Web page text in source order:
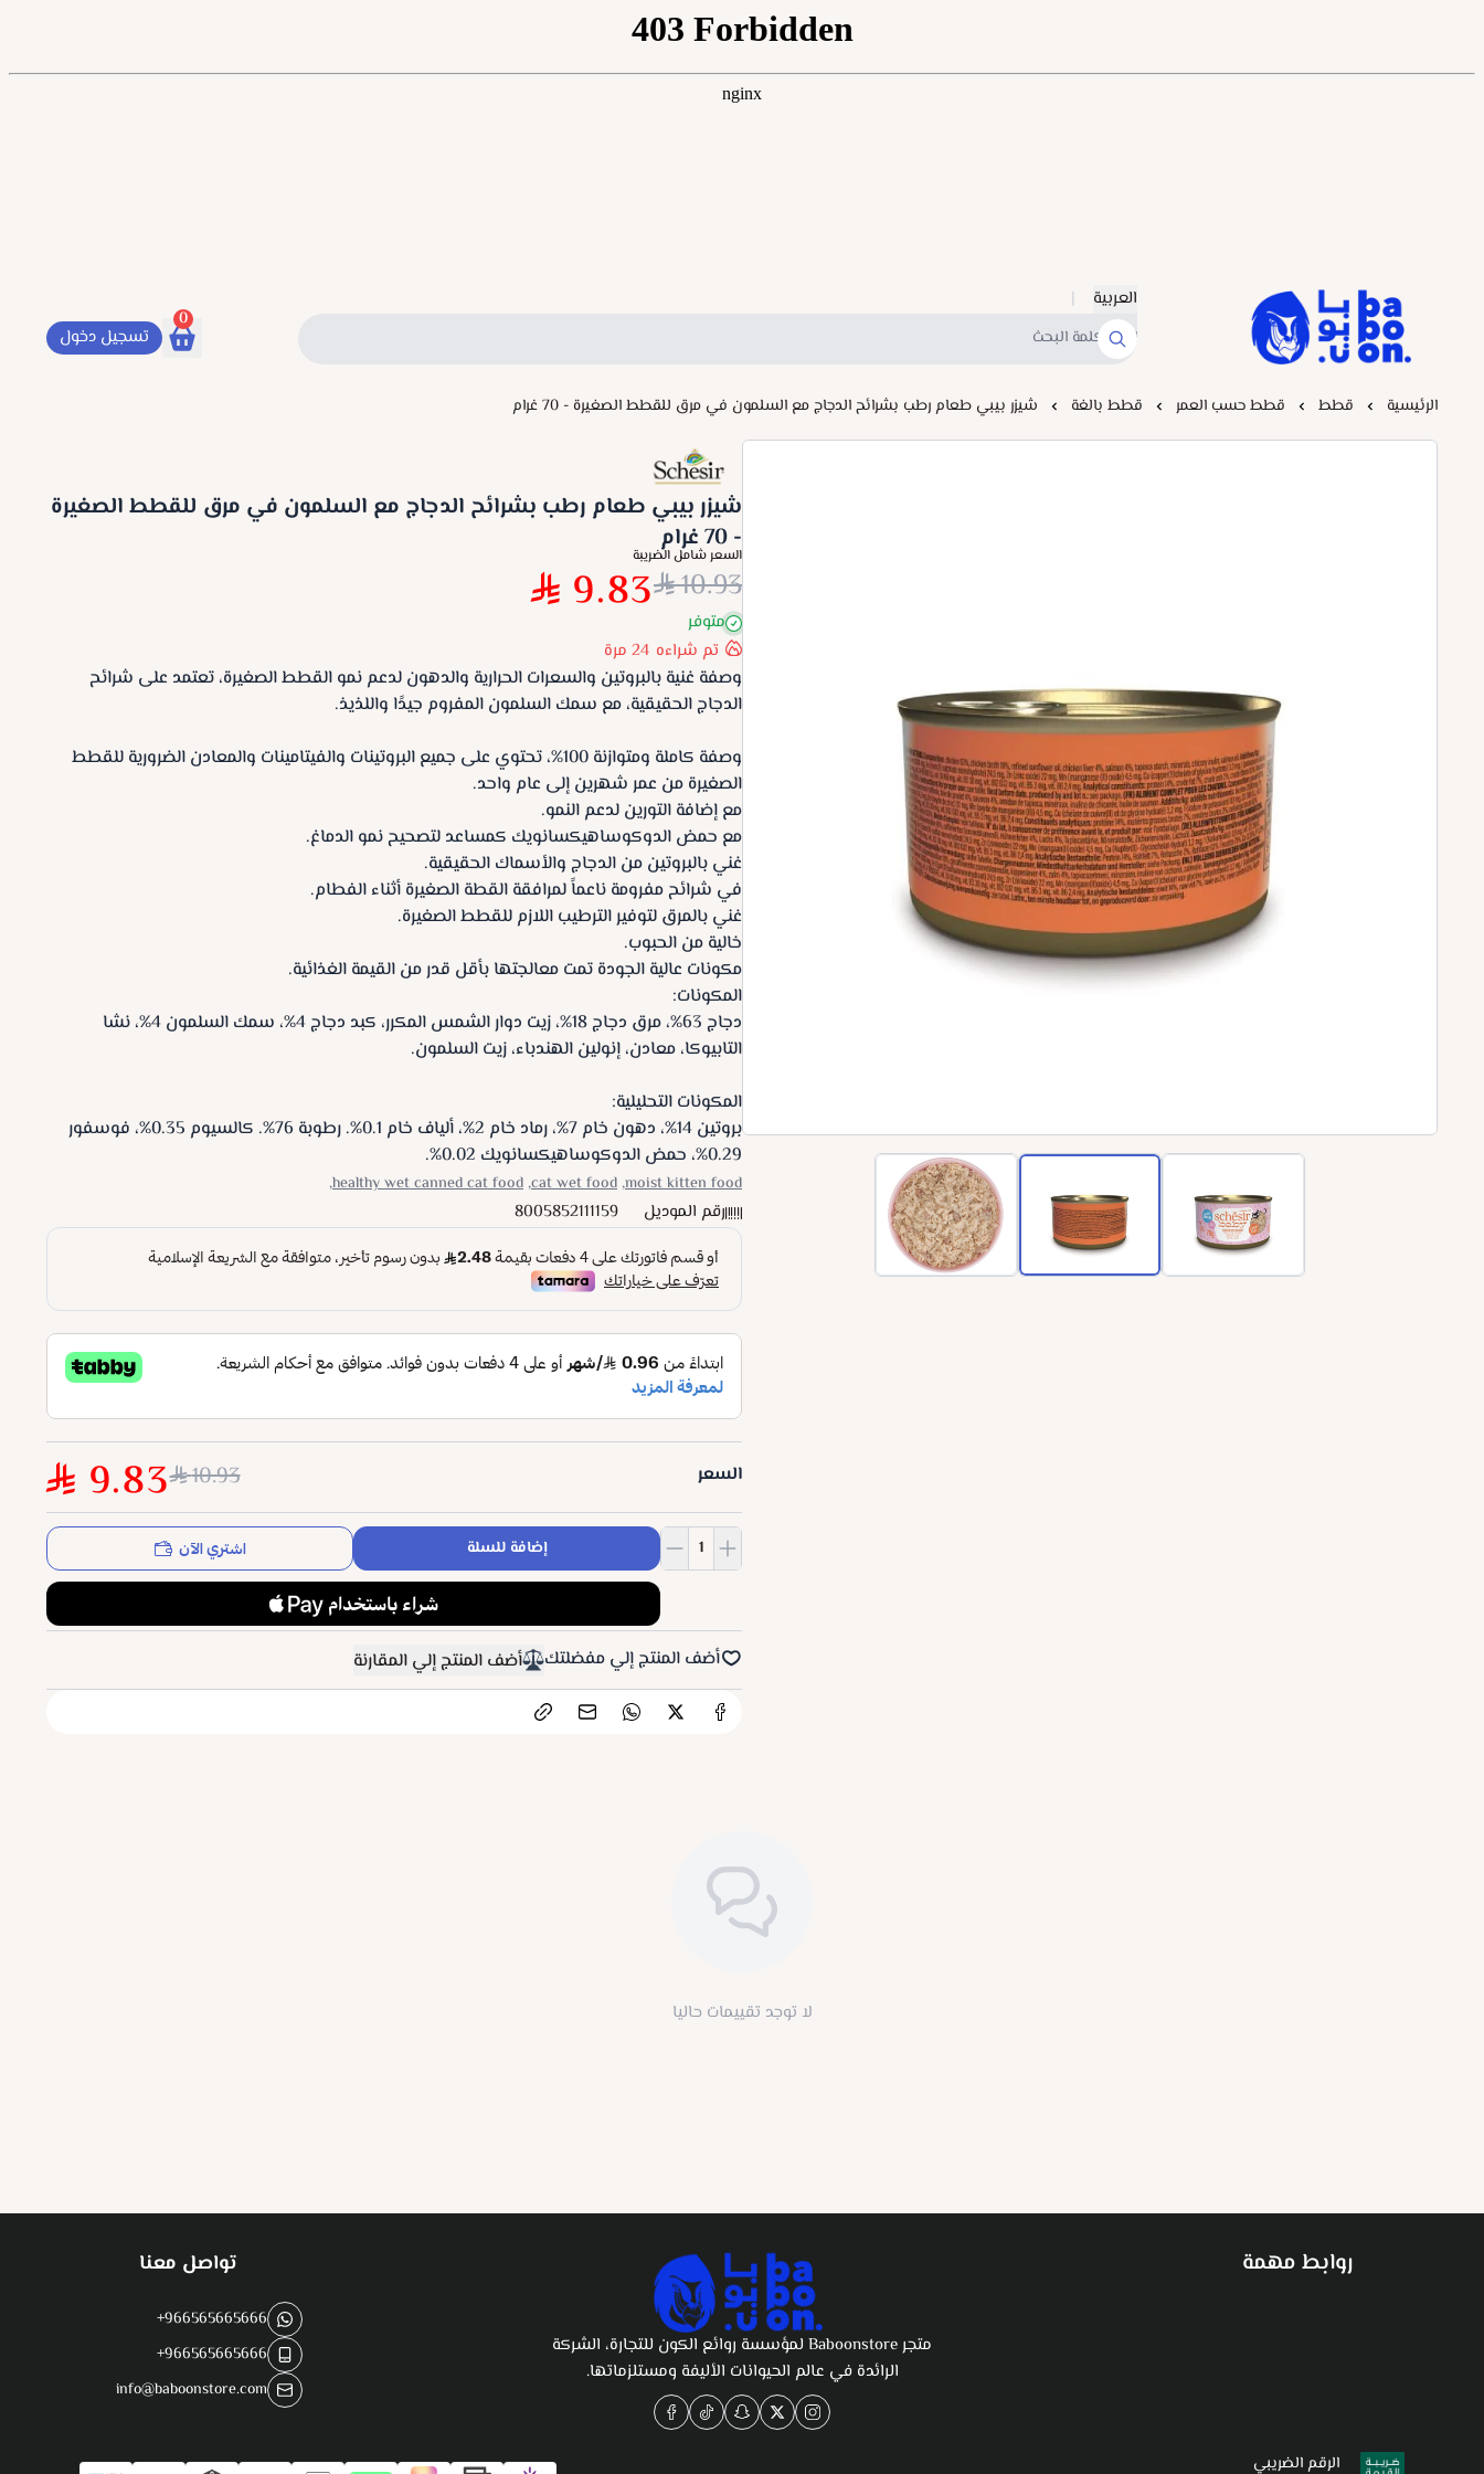
Baboonstore
العربية |
0
تسجيل دخول
الرئيسية قطط قطط حسب العمر قطط بالغة شيزر بيبي طعام رطب بشرائح الدجاج مع السلمون في مرق للقطط الصغيرة - 70 غرام
شيزر بيبي طعام رطب بشرائح الدجاج مع السلمون في مرق للقطط الصغيرة
- 70 غرام
السعر شامل الضريبة
10.93
9.83
متوفر
تم شراءه 24 مرة
وصفة غنية بالبروتين والسعرات الحرارية والدهون لدعم نمو القطط الصغيرة، تعتمد على شرائح
الدجاج الحقيقية، مع سمك السلمون المفروم جيدًا واللذيذ.
وصفة كاملة ومتوازنة 100%، تحتوي على جميع البروتينات والفيتامينات والمعادن الضرورية للقطط
الصغيرة من عمر شهرين إلى عام واحد.
مع إضافة التورين لدعم النمو.
مع حمض الدوكوساهيكسانويك كمساعد لتصحيح نمو الدماغ.
غني بالبروتين من الدجاج والأسماك الحقيقية.
في شرائح مفرومة ناعماً لمرافقة القطة الصغيرة أثناء الفطام.
غني بالمرق لتوفير الترطيب اللازم للقطط الصغيرة.
خالية من الحبوب.
مكونات عالية الجودة تمت معالجتها بأقل قدر من القيمة الغذائية.
المكونات:
دجاج 63%، مرق دجاج 18%، زيت دوار الشمس المكرر، كبد دجاج 4%، سمك السلمون 4%، نشا
التابيوكا، معادن، إنولين الهندباء، زيت السلمون.
المكونات التحليلية:
بروتين 14%، دهون خام 7%، رماد خام 2%، ألياف خام 0.1%. رطوبة 76%. كالسيوم 0.35%، فوسفور
0.29%، حمض الدوكوساهيكسانويك 0.02%.
moist kitten food,
cat wet food,
healthy wet canned cat food,
رقم الموديل 8005852111159
السعر 10.93
9.83
إضافة للسلة اشتري الآن
أضف المنتج إلي مفضلتك أضف المنتج إلي المقارنة
لا توجد تقييمات حاليا
روابط مهمة
متجر Baboonstore لمؤسسة روائع الكون للتجارة، الشركة
الرائدة في عالم الحيوانات الأليفة ومستلزماتها.
تواصل معنا
+966565665666
+966565665666
info@baboonstore.com
الرقم الضريبي